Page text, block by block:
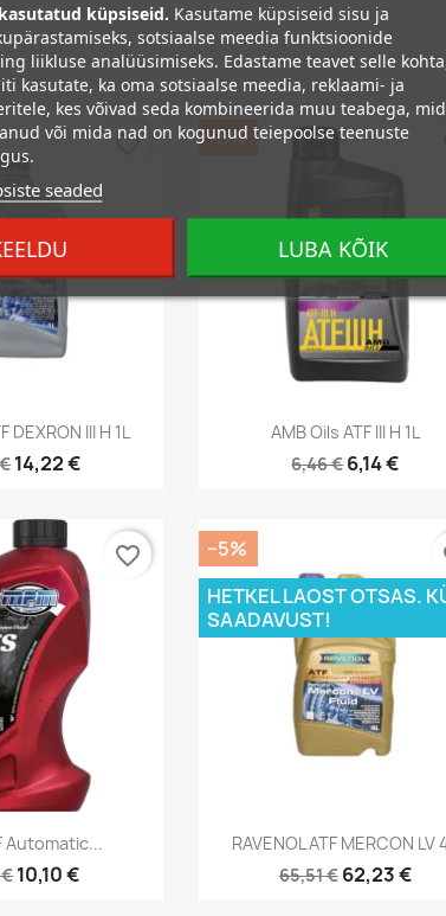
DEXRON III H 1L
14,22 €
favorite_border
Kiirvaade
AMB Oils ATF III H 1L
6,46 €6,14 €
−5%
Automatic...
10,10 €
favorite_border
Kiirvaade
RAVENOL ATF MERCON LV
65,51 € 62,23 €
−5%
HETKEL LAOST OTSAS.
SAADAVUST!
küpsiseid. Kasutame küpsiseid sisu ja
sotsiaalse meedia funktsioonide
liikluse analüüsimiseks. Edastame teavet selle
kasutate, ka oma sotsiaalse meedia, reklaami- ja
kes võivad seda kombineerida muu teabega,
või mida nad on kogunud teiepoolse teenuste
seaded
LUBA KÕIK